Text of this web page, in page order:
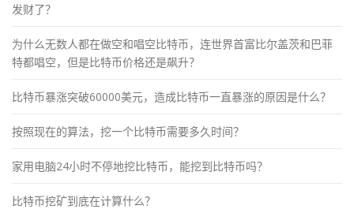
发财了？
为什么无数人都在做空和唱空比特币，连世界首富比尔盖茨和巴菲
特都唱空，但是比特币价格还是飙升？
比特币暴涨突破60000美元，造成比特币一直暴涨的原因是什么？
按照现在的算法，挖一个比特币需要多久时间？
家用电脑24小时不停地挖比特币，能挖到比特币吗？
比特币挖矿到底在计算什么？